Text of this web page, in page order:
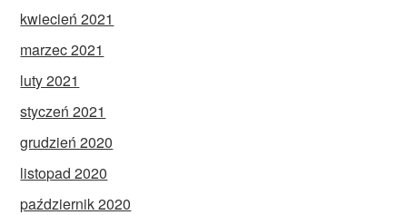
kwiecień 2021
marzec 2021
luty 2021
styczeń 2021
grudzień 2020
listopad 2020
październik 2020